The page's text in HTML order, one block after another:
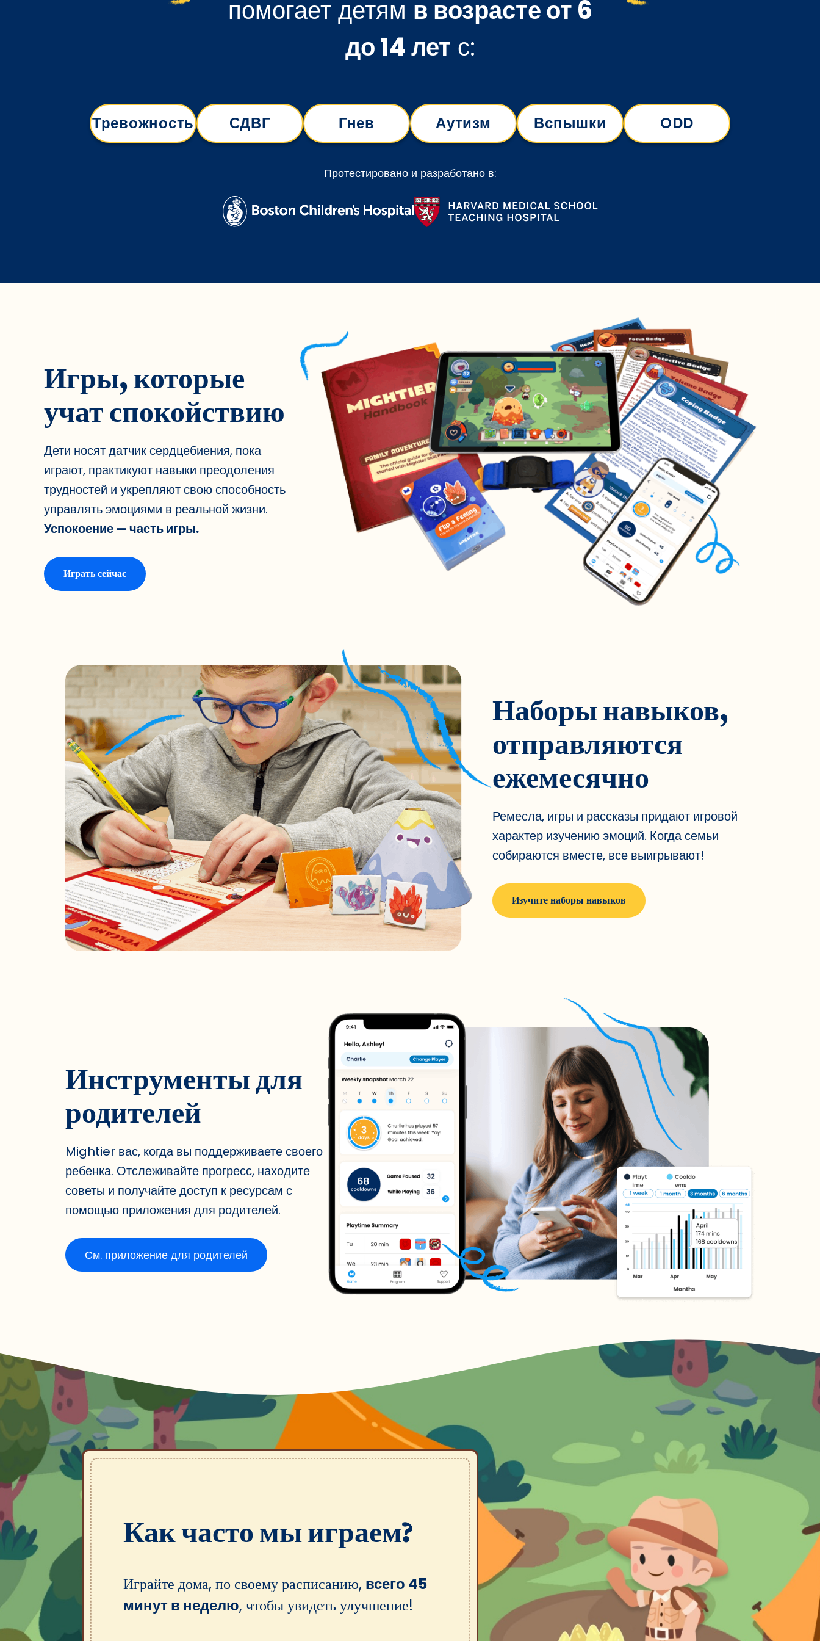
помогает детям в возрасте от 6
до 14 лет с:
Тревожность СДВГ Гнев Аутизм Вспышки ODD
Протестировано и разработано в:
Игры, которые
учат спокойствию
Дети носят датчик сердцебиения, пока
играют, практикуют навыки преодоления
трудностей и укрепляют свою способность
управлять эмоциями в реальной жизни.
Успокоение — часть игры.
Играть сейчас
Наборы навыков,
отправляются
ежемесячно
Ремесла, игры и рассказы придают игровой
характер изучению эмоций. Когда семьи
собираются вместе, все выигрывают!
Изучите наборы навыков
Инструменты для
родителей
Mightier вас, когда вы поддерживаете своего
ребенка. Отслеживайте прогресс, находите
советы и получайте доступ к ресурсам с
помощью приложения для родителей.
См. приложение для родителей
Как часто мы играем?
Играйте дома, по своему расписанию, всего 45
минут в неделю, чтобы увидеть улучшение!